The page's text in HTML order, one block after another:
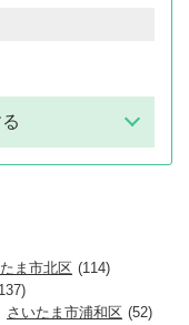
ま市北区 (114)
さいたま市浦和区 (52)